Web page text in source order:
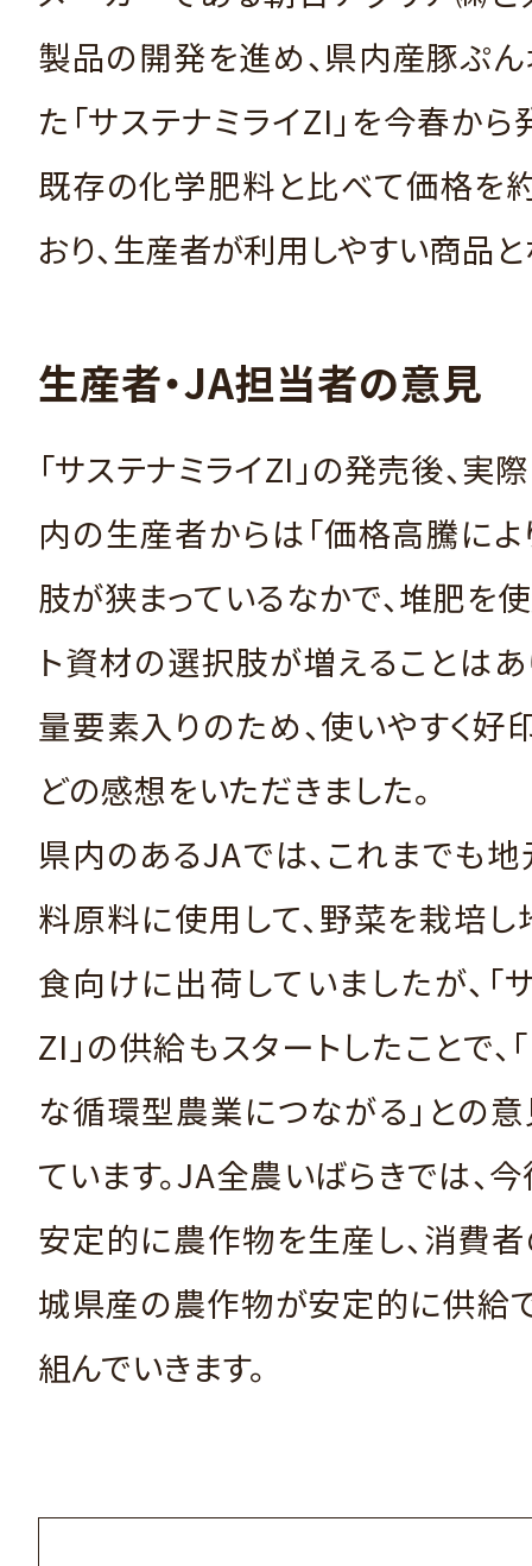
製品の開発を進め、県内産豚ぷ
た「サステナミライZI」を今春から
既存の化学肥料と比べて価格を
おり、生産者が利用しやすい商品と
生産者・JA担当者の意見
「サステナミライZI」の発売後、実
内の生産者からは「価格高騰に
肢が狭まっているなかで、堆肥を
ト資材の選択肢が増えることはあ
量要素入りのため、使いやすく好
どの感想をいただきました。
県内のあるJAでは、これまでも
料原料に使用して、野菜を栽培
食向けに出荷していましたが、「
ZI」の供給もスタートしたことで、
な循環型農業につながる」との
ています。JA全農いばらきでは、
安定的に農作物を生産し、消費
城県産の農作物が安定的に供給
組んでいきます。